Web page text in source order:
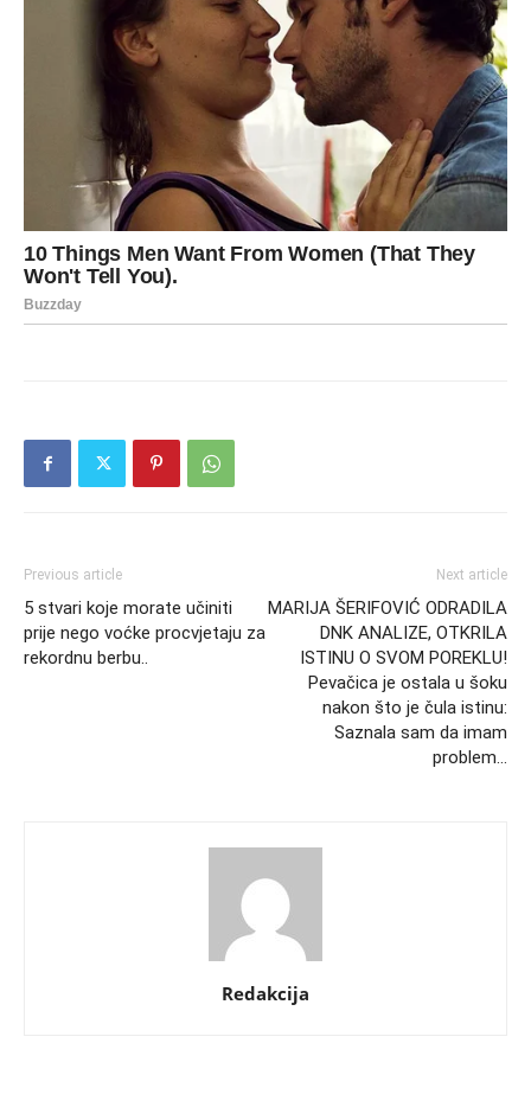
Previous article
5 stvari koje morate učiniti
prije nego voćke procvjetaju za
rekordnu berbu..
Next article
MARIJA ŠERIFOVIĆ ODRADILA
DNK ANALIZE, OTKRILA
ISTINU O SVOM POREKLU!
Pevačica je ostala u šoku
nakon što je čula istinu:
Saznala sam da imam
problem…
Redakcija